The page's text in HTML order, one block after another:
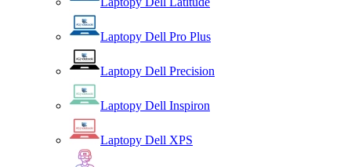
Laptopy Dell Pro Plus
Laptopy Dell Precision
Laptopy Dell Inspiron
Laptopy Dell XPS